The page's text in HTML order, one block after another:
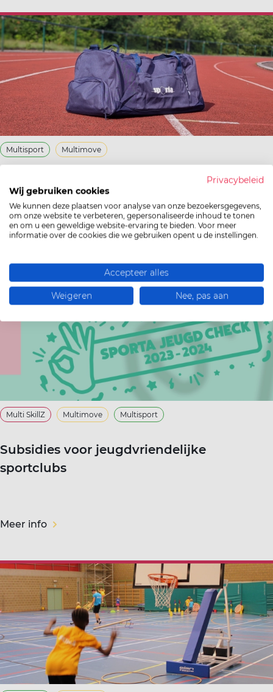
Multisport Multimove
Joma-sporttas voor opgeleide trainers
Meer info
Multi SkillZ Multimove Multisport
Subsidies voor jeugdvriendelijke
sportclubs
Meer info
Privacybeleid
Wij gebruiken cookies
We kunnen deze plaatsen voor analyse van onze bezoekersgegevens,
om onze website te verbeteren, gepersonaliseerde inhoud te tonen
en om u een geweldige website-ervaring te bieden. Voor meer
informatie over de cookies die we gebruiken opent u de instellingen.
Accepteer alles
Weigeren Nee, pas aan